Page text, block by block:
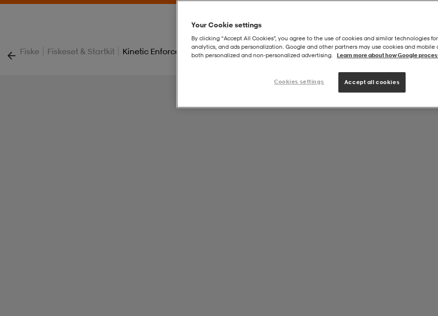
Fiske | Fiskeset & Startkit | Kinetic Enforcer-Q Cl Fishing Set 8' M 8-30g 2pcs
Your Cookie settings
By clicking “Accept All Cookies”, you agree to the use of cookies and similar technologies
analytics, and ads personalization. Google and other partners may use cookies and mobile
both personalized and non‑personalized advertising.
Learn more about how Google
Cookies settings Accept all cookies